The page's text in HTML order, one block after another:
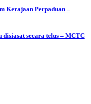
Kerajaan Perpaduan –
secara telus – MCTC